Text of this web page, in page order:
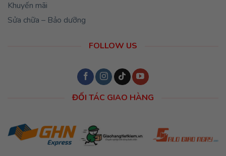
Khuyến mãi
Sửa chữa – Bảo dưỡng
FOLLOW US
ĐỐI TÁC GIAO HÀNG